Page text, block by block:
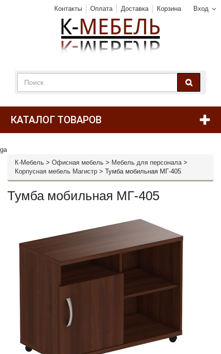
Вход
Контакты Оплата Доставка Корзина
КАТАЛОГ ТОВАРОВ
ga
К-Мебель > Офисная мебель > Мебель для персонала>
Корпусная мебель Магистр > Тумба мобильная МГ-405
Тумба мобильная МГ-405